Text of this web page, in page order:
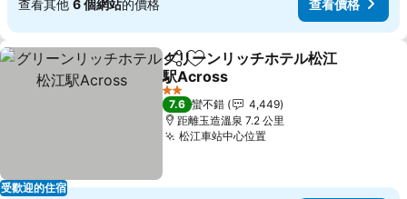
查看其他 6 個網站的價格 查看價格
受歡迎的住宿
分享 加入我的最愛
グリーンリッチホテル松江
駅Across
2 星級
7.6 蠻不錯
4,449
距離玉造溫泉 7.2 公里
松江車站中心位置